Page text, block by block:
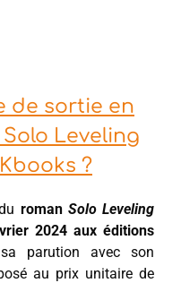
de sortie en
Leveling
?
roman Solo Leveling
2024 aux éditions
parution avec son
au prix unitaire de